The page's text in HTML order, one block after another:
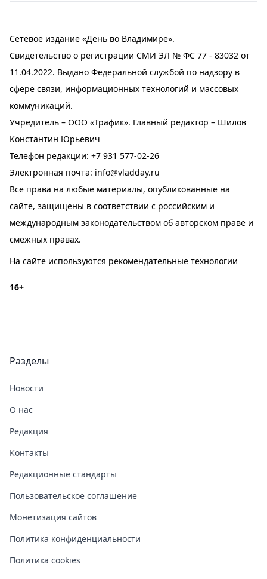
Сетевое издание «День во Владимире».
Свидетельство о регистрации СМИ ЭЛ № ФС 77 - 83032 от
11.04.2022. Выдано Федеральной службой по надзору в
сфере связи, информационных технологий и массовых
коммуникаций.
Учредитель – ООО «Трафик». Главный редактор – Шилов
Константин Юрьевич
Телефон редакции: +7 931 577-02-26
Электронная почта: info@vladday.ru
Все права на любые материалы, опубликованные на
сайте, защищены в соответствии с российским и
международным законодательством об авторском праве и
смежных правах.
На сайте используются рекомендательные технологии
16+
Разделы
Новости
О нас
Редакция
Контакты
Редакционные стандарты
Пользовательское соглашение
Монетизация сайтов
Политика конфиденциальности
Политика cookies